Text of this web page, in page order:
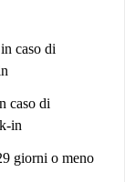
in caso di
caso di
in
giorni o meno